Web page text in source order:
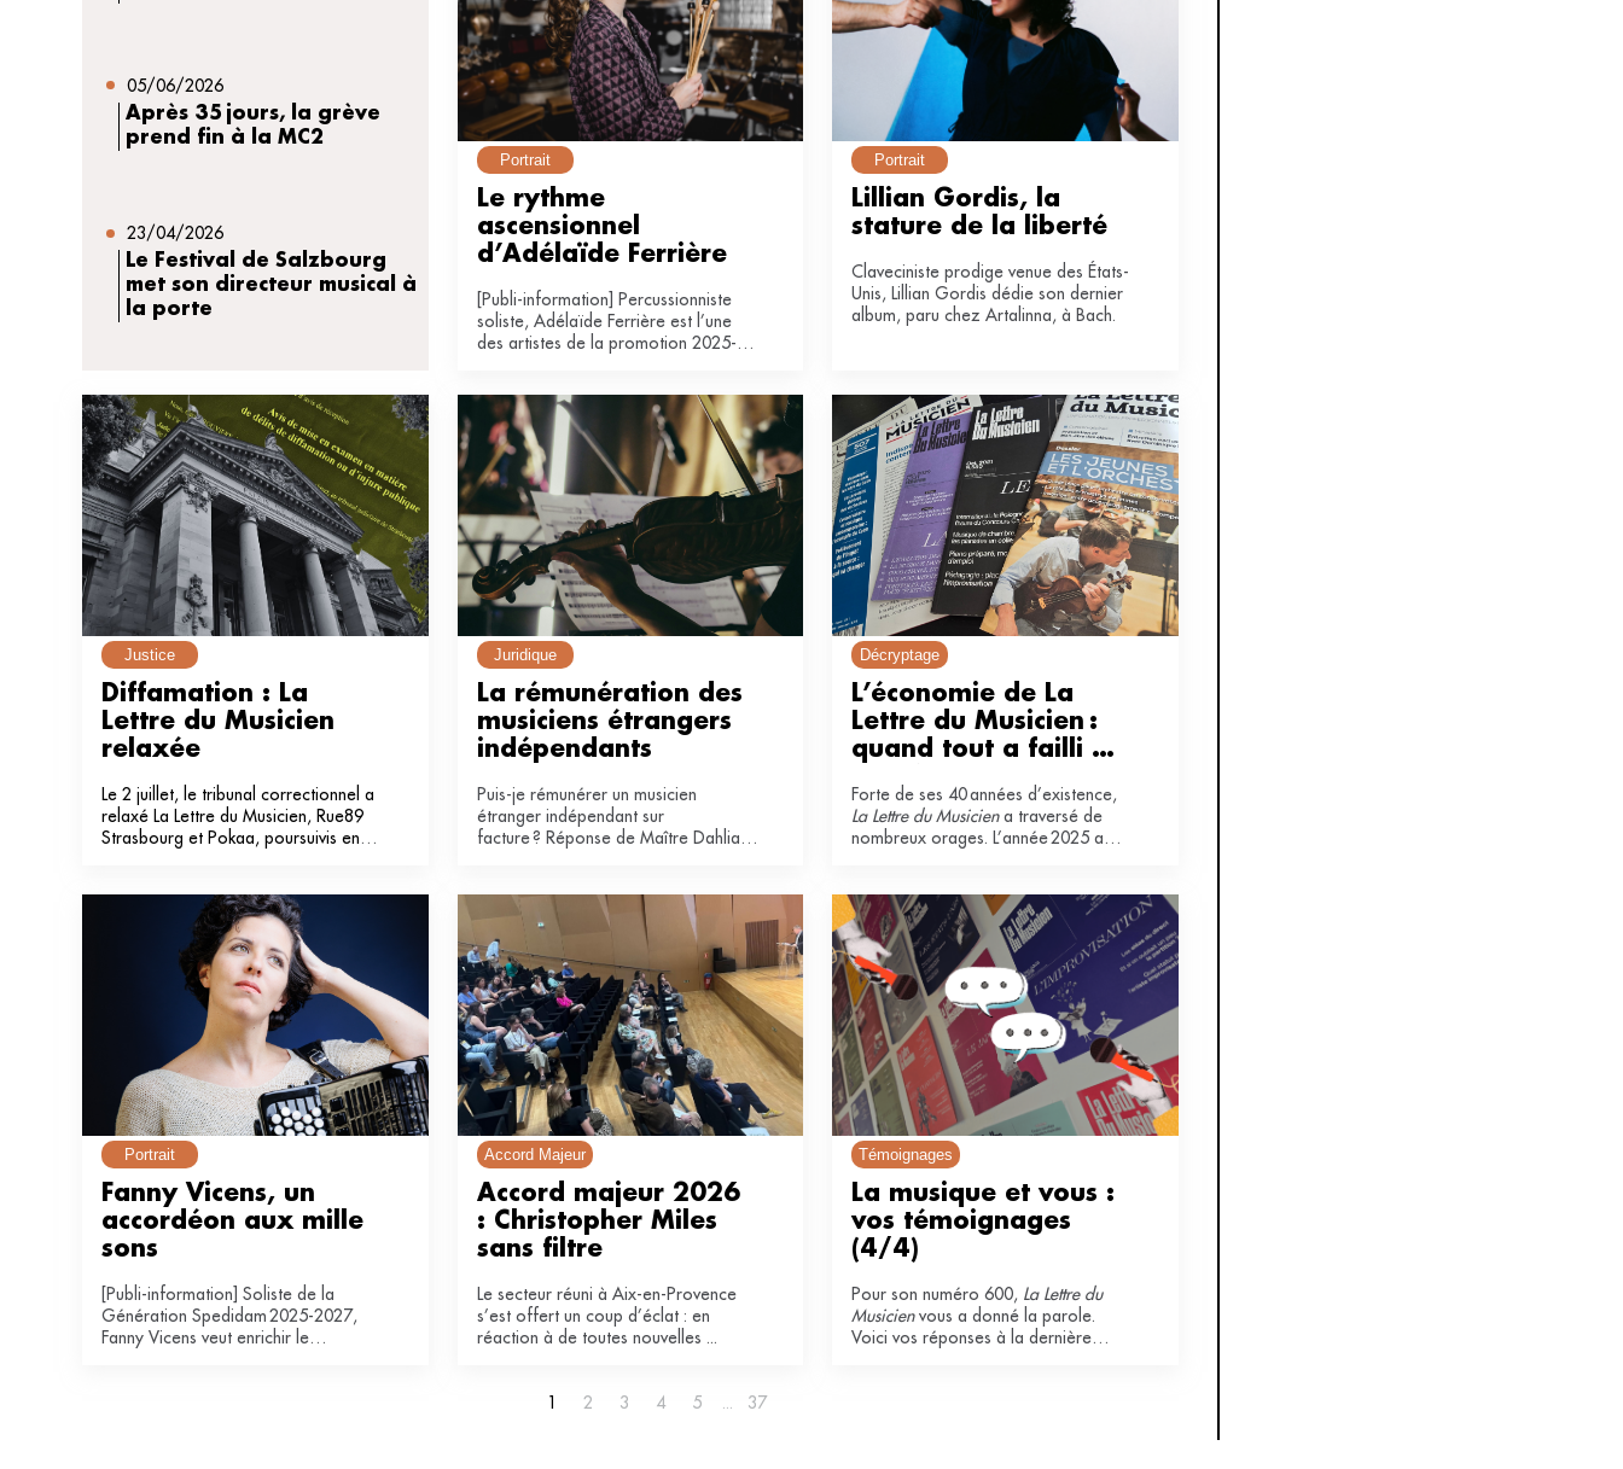
05/06/2026
Après 35 jours, la grève
prend fin à la MC2
23/04/2026
Le Festival de Salzbourg
met son directeur musical à
la porte
Portrait
Le rythme
ascensionnel
d’Adélaïde Ferrière
[Publi-information] Percussionniste
soliste, Adélaïde Ferrière est l’une
des artistes de la promotion 2025-
contemporaine ».
Portrait
Lillian Gordis, la
stature de la liberté
Claveciniste prodige venue des États-
Unis, Lillian Gordis dédie son dernier
album, paru chez Artalinna, à Bach.
Justice
Diffamation : La
Lettre du Musicien
relaxée
Le 2 juillet, le tribunal correctionnel a
relaxé La Lettre du Musicien, Rue89
Strasbourg et Pokaa, poursuivis en
média en 2024.
Juridique
La rémunération des
musiciens étrangers
indépendants
Puis-je rémunérer un musicien
étranger indépendant sur
facture ? Réponse de Maître Dahlia
avocats (Paris).
Décryptage
L’économie de La
Lettre du Musicien :
quand tout a failli
Forte de ses 40 années d’existence,
La Lettre du Musiciena traversé de
nombreux orages. L’année 2025 a
Portrait
Fanny Vicens, un
accordéon aux mille
sons
[Publi-information] Soliste de la
Génération Spedidam 2025-2027,
Fanny Vicens veut enrichir le
Accord Majeur
Accord majeur 2026
: Christopher Miles
sans filtre
Le secteur réuni à Aix-en-Provence
s’est offert un coup d’éclat : en
réaction à de toutes nouvelles ...
Témoignages
La musique et vous :
vos témoignages
(4/4)
Pour son numéro 600, La Lettre du
Musicienvous a donné la parole.
Voici vos réponses à la dernière
1 2 3 4 5 37